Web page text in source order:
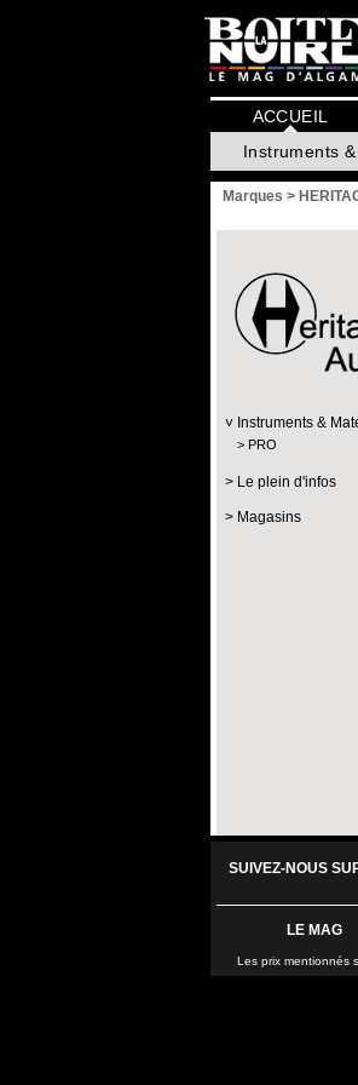
ACCUEIL
Instruments
Marques >
Instruments &
PRO
Le plein d'infos
Magasins
SUIVEZ-NOUS
LE MAG
Les prix mentionnés